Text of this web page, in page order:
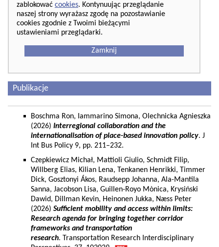
zablokować cookies. Kontynuując przeglądanie
naszej strony wyrażasz zgodę na pozostawianie
cookies zgodnie z Twoimi bieżącymi
ustawieniami przeglądarki.
Zamknij
Publikacje
Boschma Ron, Iammarino Simona, Olechnicka Agnieszka
(2026) Interregional collaboration and the
internationalisation of place-based innovation policy. J
Int Bus Policy 9, pp. 211–232.
Czepkiewicz Michał, Mattioli Giulio, Schmidt Filip,
Willberg Elias, Kilian Lena, Tenkanen Henrikki, Timmer
Dick, Gosztonyi Ákos, Raudsepp Johanna, Ala-Mantila
Sanna, Jacobson Lisa, Guillen-Royo Mònica, Krysiński
Dawid, Dillman Kevin, Heinonen Jukka, Næss Peter
(2026) Sufficient mobility and access within limits:
Research agenda for bringing together corridor
frameworks and transportation
research. Transportation Research Interdisciplinary